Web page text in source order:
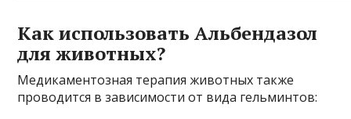
Как использовать Альбендазол
для животных?
Медикаментозная терапия животных также
проводится в зависимости от вида гельминтов: